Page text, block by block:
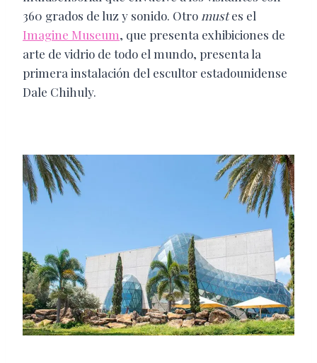
360 grados de luz y sonido. Otro mustes el
Imagine Museum, que presenta exhibiciones de
arte de vidrio de todo el mundo, presenta la
primera instalación del escultor estadounidense
Dale Chihuly.